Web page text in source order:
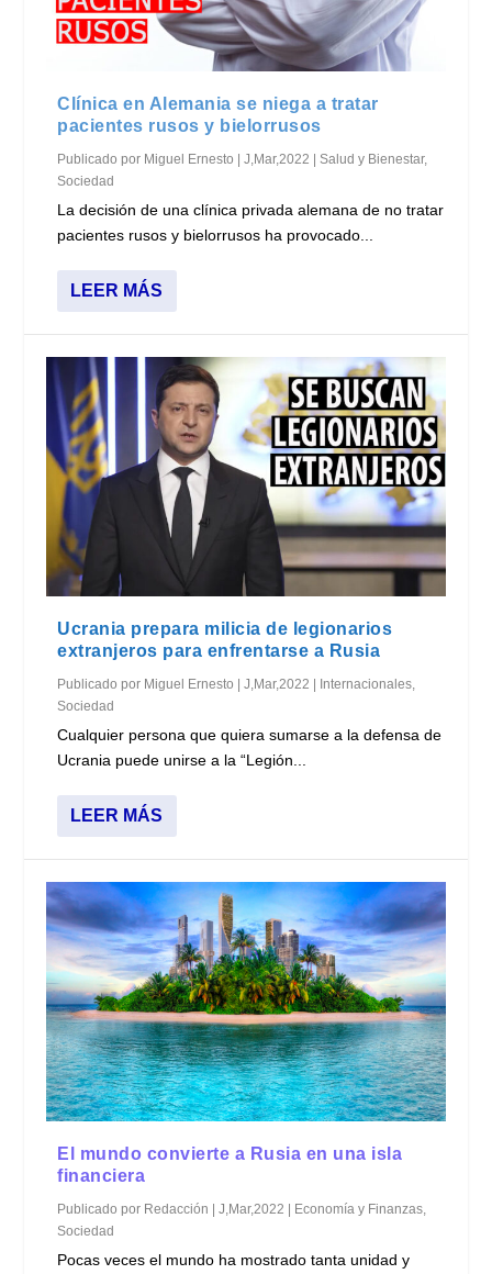
Clínica en Alemania se niega a tratar
pacientes rusos y bielorrusos
Publicado por Miguel Ernesto |J,Mar,2022 |Salud y Bienestar,
Sociedad
La decisión de una clínica privada alemana de no tratar
pacientes rusos y bielorrusos ha provocado...
LEER MÁS
Ucrania prepara milicia de legionarios
extranjeros para enfrentarse a Rusia
Publicado por Miguel Ernesto |J,Mar,2022 | Internacionales,
Sociedad
Cualquier persona que quiera sumarse a la defensa de
Ucrania puede unirse a la “Legión...
LEER MÁS
El mundo convierte a Rusia en una isla
financiera
Publicado por Redacción |J,Mar,2022 | Economía y Finanzas
Sociedad
Pocas veces el mundo ha mostrado tanta unidad y